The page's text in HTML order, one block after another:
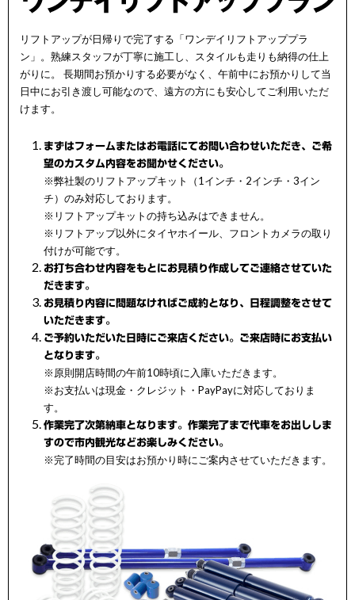
リフトアップが日帰りで完了する「ワンデイリフトアッププラ
ン」。熟練スタッフが丁寧に施工し、スタイルも走りも納得の仕上
がりに。 長期間お預かりする必要がなく、午前中にお預かりして当
日中にお引き渡し可能なので、遠方の方にも安心してご利用いただ
けます。
まずはフォームまたはお電話にてお問い合わせいただき、ご希
望のカスタム内容をお聞かせください。
※弊社製のリフトアップキット（1インチ・2インチ・3イン
チ）のみ対応しております。
※リフトアップキットの持ち込みはできません。
※リフトアップ以外にタイヤホイール、フロントカメラの取り
付けが可能です。
お打ち合わせ内容をもとにお見積り作成してご連絡させていた
だきます。
お見積り内容に問題なければご成約となり、日程調整をさせて
いただきます。
ご予約いただいた日時にご来店ください。ご来店時にお支払い
となります。
※原則開店時間の午前10時頃に入庫いただきます。
※お支払いは現金・クレジット・PayPayに対応しておりま
す。
作業完了次第納車となります。作業完了まで代車をお出ししま
すので市内観光などお楽しみください。
※完了時間の目安はお預かり時にご案内させていただきます。